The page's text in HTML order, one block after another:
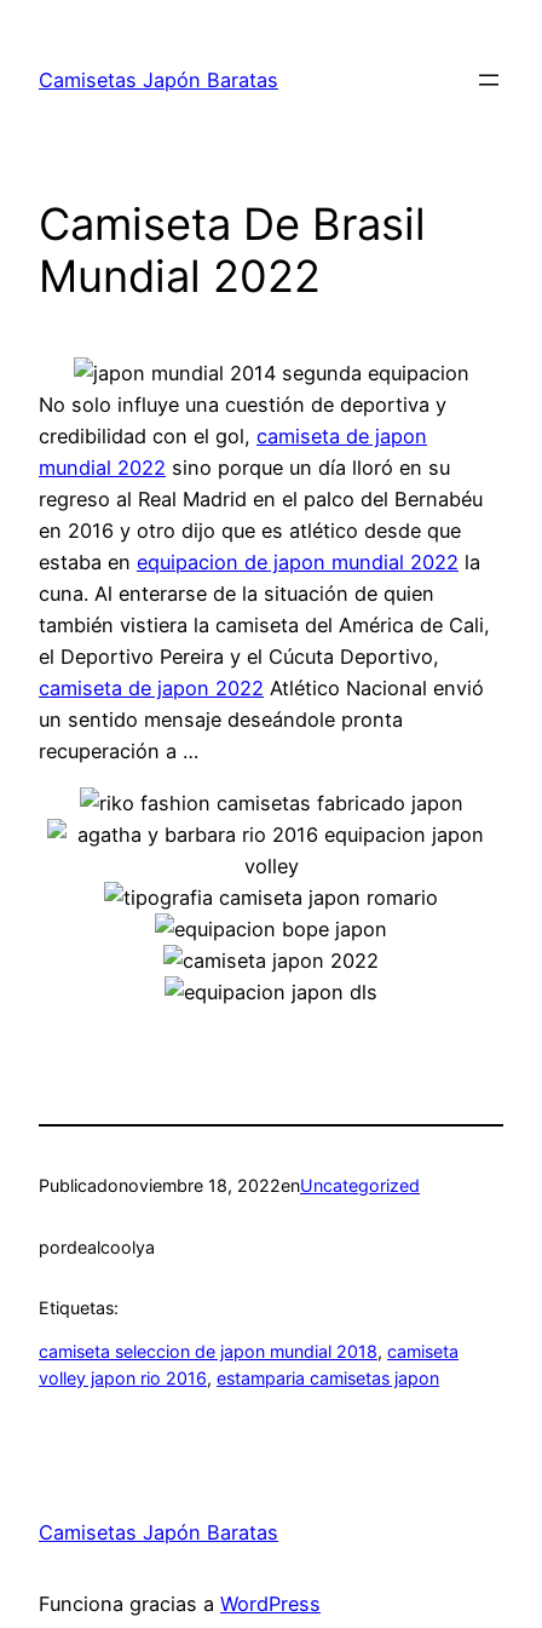
contenido
Camisetas Japón Baratas
Camiseta De Brasil
Mundial 2022
No solo influye una cuestión de deportiva y
credibilidad con el gol, camiseta de japon
mundial 2022 sino porque un día lloró en su
regreso al Real Madrid en el palco del Bernabéu
en 2016 y otro dijo que es atlético desde que
estaba en equipacion de japon mundial 2022 la
cuna. Al enterarse de la situación de quien
también vistiera la camiseta del América de Cali,
el Deportivo Pereira y el Cúcuta Deportivo,
camiseta de japon 2022 Atlético Nacional envió
un sentido mensaje deseándole pronta
recuperación a …
Publicadonoviembre 18, 2022enUncategorized
pordealcoolya
Etiquetas:
camiseta seleccion de japon mundial 2018, camiseta
volley japon rio 2016, estamparia camisetas japon
Camisetas Japón Baratas
Funciona gracias a WordPress